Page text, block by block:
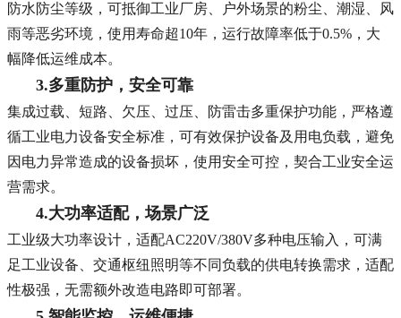
防水防尘等级，可抵御工业厂房、户外场景的粉尘、潮湿、风
雨等恶劣环境，使用寿命超10年，运行故障率低于0.5%，大
幅降低运维成本。
3.多重防护，安全可靠
集成过载、短路、欠压、过压、防雷击多重保护功能，严格遵
循工业电力设备安全标准，可有效保护设备及用电负载，避免
因电力异常造成的设备损坏，使用安全可控，契合工业安全运
营需求。
4.大功率适配，场景广泛
工业级大功率设计，适配AC220V/380V多种电压输入，可满
足工业设备、交通枢纽照明等不同负载的供电转换需求，适配
性极强，无需额外改造电路即可部署。